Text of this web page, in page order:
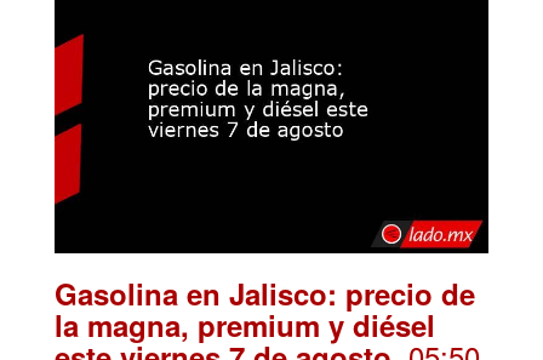
Gasolina en Jalisco: precio de
la magna, premium y diésel